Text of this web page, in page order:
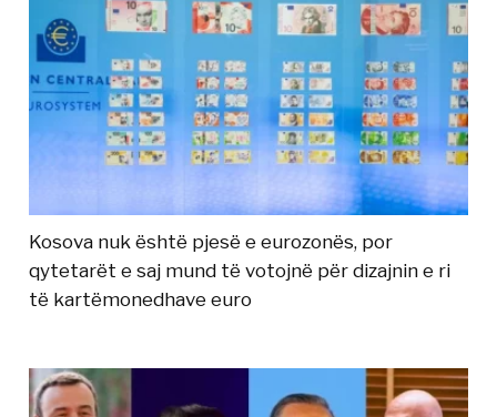
Kosova nuk është pjesë e eurozonës, por
qytetarët e saj mund të votojnë për dizajnin e ri
të kartëmonedhave euro